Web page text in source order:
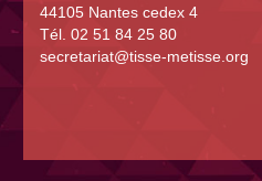
44105 Nantes cedex 4
Tél. 02 51 84 25 80
secretariat@tisse-metisse.org